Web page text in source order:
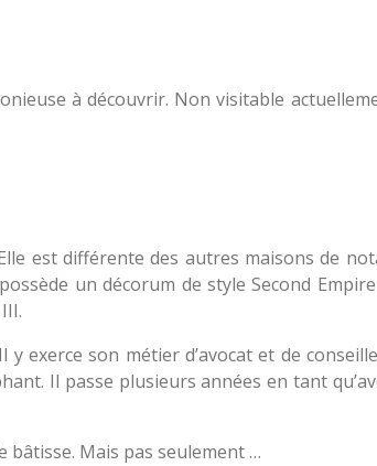
à découvrir. Non visitable
est différente des autres maisons de
un décorum de style Second
exerce son métier d’avocat et de
Il passe plusieurs années en tant
Mais pas seulement …